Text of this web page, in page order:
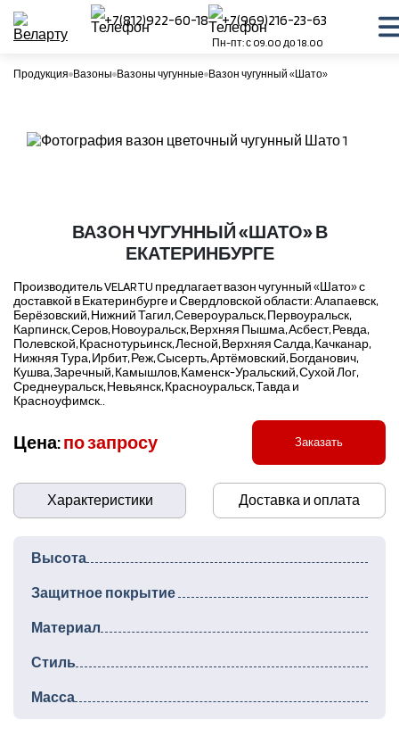
+7(812)922-60-18 +7(969)216-23-63
Пн-пт: с 09.00 до 18.00
Продукция Вазоны Вазоны чугунные Вазон чугунный «Шато»
ВАЗОН ЧУГУННЫЙ «ШАТО» В
ЕКАТЕРИНБУРГЕ
Производитель VELARTU предлагает вазон чугунный «Шато» с
доставкой в Екатеринбурге и Свердловской области: Алапаевск,
Берёзовский, Нижний Тагил, Североуральск, Первоуральск,
Карпинск, Серов, Новоуральск, Верхняя Пышма, Асбест, Ревда,
Полевской, Краснотурьинск, Лесной, Верхняя Салда, Качканар,
Нижняя Тура, Ирбит, Реж, Сысерть, Артёмовский, Богданович,
Кушва, Заречный, Камышлов, Каменск-Уральский, Сухой Лог,
Среднеуральск, Невьянск, Красноуральск, Тавда и
Красноуфимск..
Цена:по запросу Заказать
Характеристики Доставка и оплата
Высота
Защитное покрытие
Материал
Стиль
Масса